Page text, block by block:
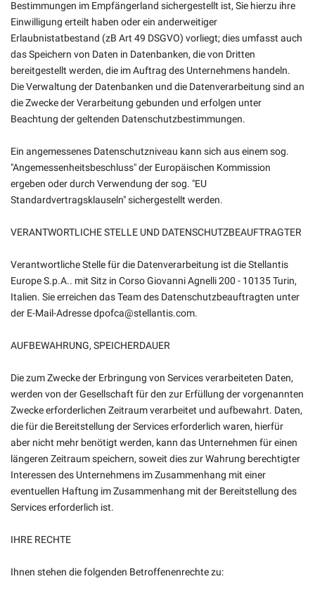
Bestimmungen im Empfängerland sichergestellt ist, Sie hierzu ihre
Einwilligung erteilt haben oder ein anderweitiger
Erlaubnistatbestand (zB Art 49 DSGVO) vorliegt; dies umfasst auch
das Speichern von Daten in Datenbanken, die von Dritten
bereitgestellt werden, die im Auftrag des Unternehmens handeln.
Die Verwaltung der Datenbanken und die Datenverarbeitung sind an
die Zwecke der Verarbeitung gebunden und erfolgen unter
Beachtung der geltenden Datenschutzbestimmungen.
Ein angemessenes Datenschutzniveau kann sich aus einem sog.
"Angemessenheitsbeschluss" der Europäischen Kommission
ergeben oder durch Verwendung der sog. "EU
Standardvertragsklauseln" sichergestellt werden.
VERANTWORTLICHE STELLE UND DATENSCHUTZBEAUFTRAGTER
Verantwortliche Stelle für die Datenverarbeitung ist die Stellantis
Europe S.p.A.. mit Sitz in Corso Giovanni Agnelli 200 - 10135 Turin,
Italien. Sie erreichen das Team des Datenschutzbeauftragten unter
der E-Mail-Adresse dpofca@stellantis.com.
AUFBEWAHRUNG, SPEICHERDAUER
Die zum Zwecke der Erbringung von Services verarbeiteten Daten,
werden von der Gesellschaft für den zur Erfüllung der vorgenannten
Zwecke erforderlichen Zeitraum verarbeitet und aufbewahrt. Daten,
die für die Bereitstellung der Services erforderlich waren, hierfür
aber nicht mehr benötigt werden, kann das Unternehmen für einen
längeren Zeitraum speichern, soweit dies zur Wahrung berechtigter
Interessen des Unternehmens im Zusammenhang mit einer
eventuellen Haftung im Zusammenhang mit der Bereitstellung des
Services erforderlich ist.
IHRE RECHTE
Ihnen stehen die folgenden Betroffenenrechte zu: